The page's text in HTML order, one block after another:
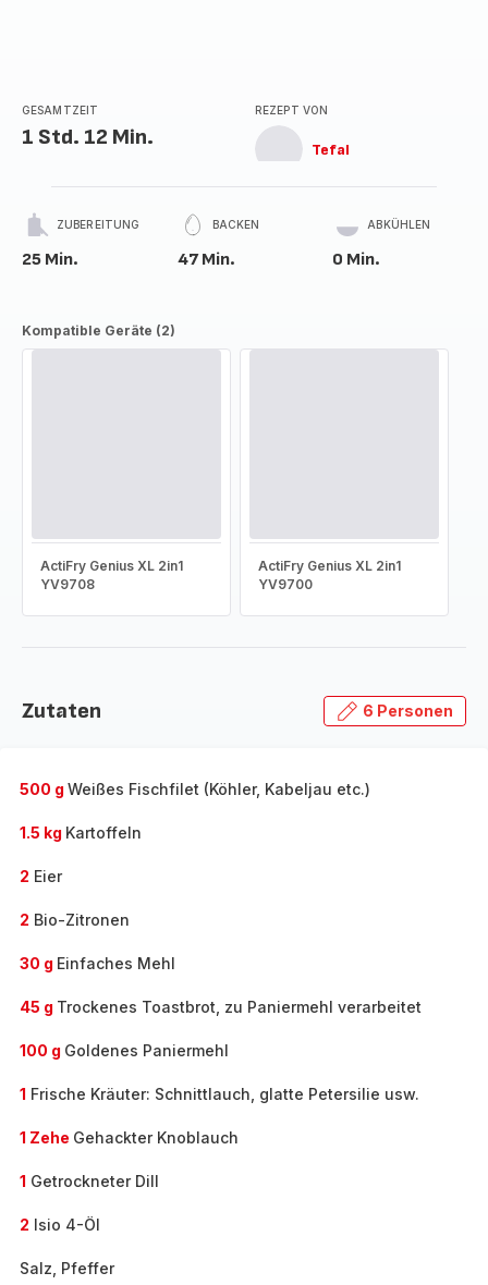
GESAMTZEIT
1 Std. 12 Min.
REZEPT VON
Tefal
ZUBEREITUNG
25 Min.
BACKEN
47 Min.
ABKÜHLEN
0 Min.
Kompatible Geräte (2)
ActiFry Genius XL 2in1
YV9708
ActiFry Genius XL 2in1
YV9700
Zutaten 6 Personen
500 g Weißes Fischfilet (Köhler, Kabeljau etc.)
1.5 kg Kartoffeln
2 Eier
2 Bio-Zitronen
30 g Einfaches Mehl
45 g Trockenes Toastbrot, zu Paniermehl verarbeitet
100 g Goldenes Paniermehl
1 Frische Kräuter: Schnittlauch, glatte Petersilie usw.
1 Zehe Gehackter Knoblauch
1 Getrockneter Dill
2 Isio 4-Öl
Salz, Pfeffer